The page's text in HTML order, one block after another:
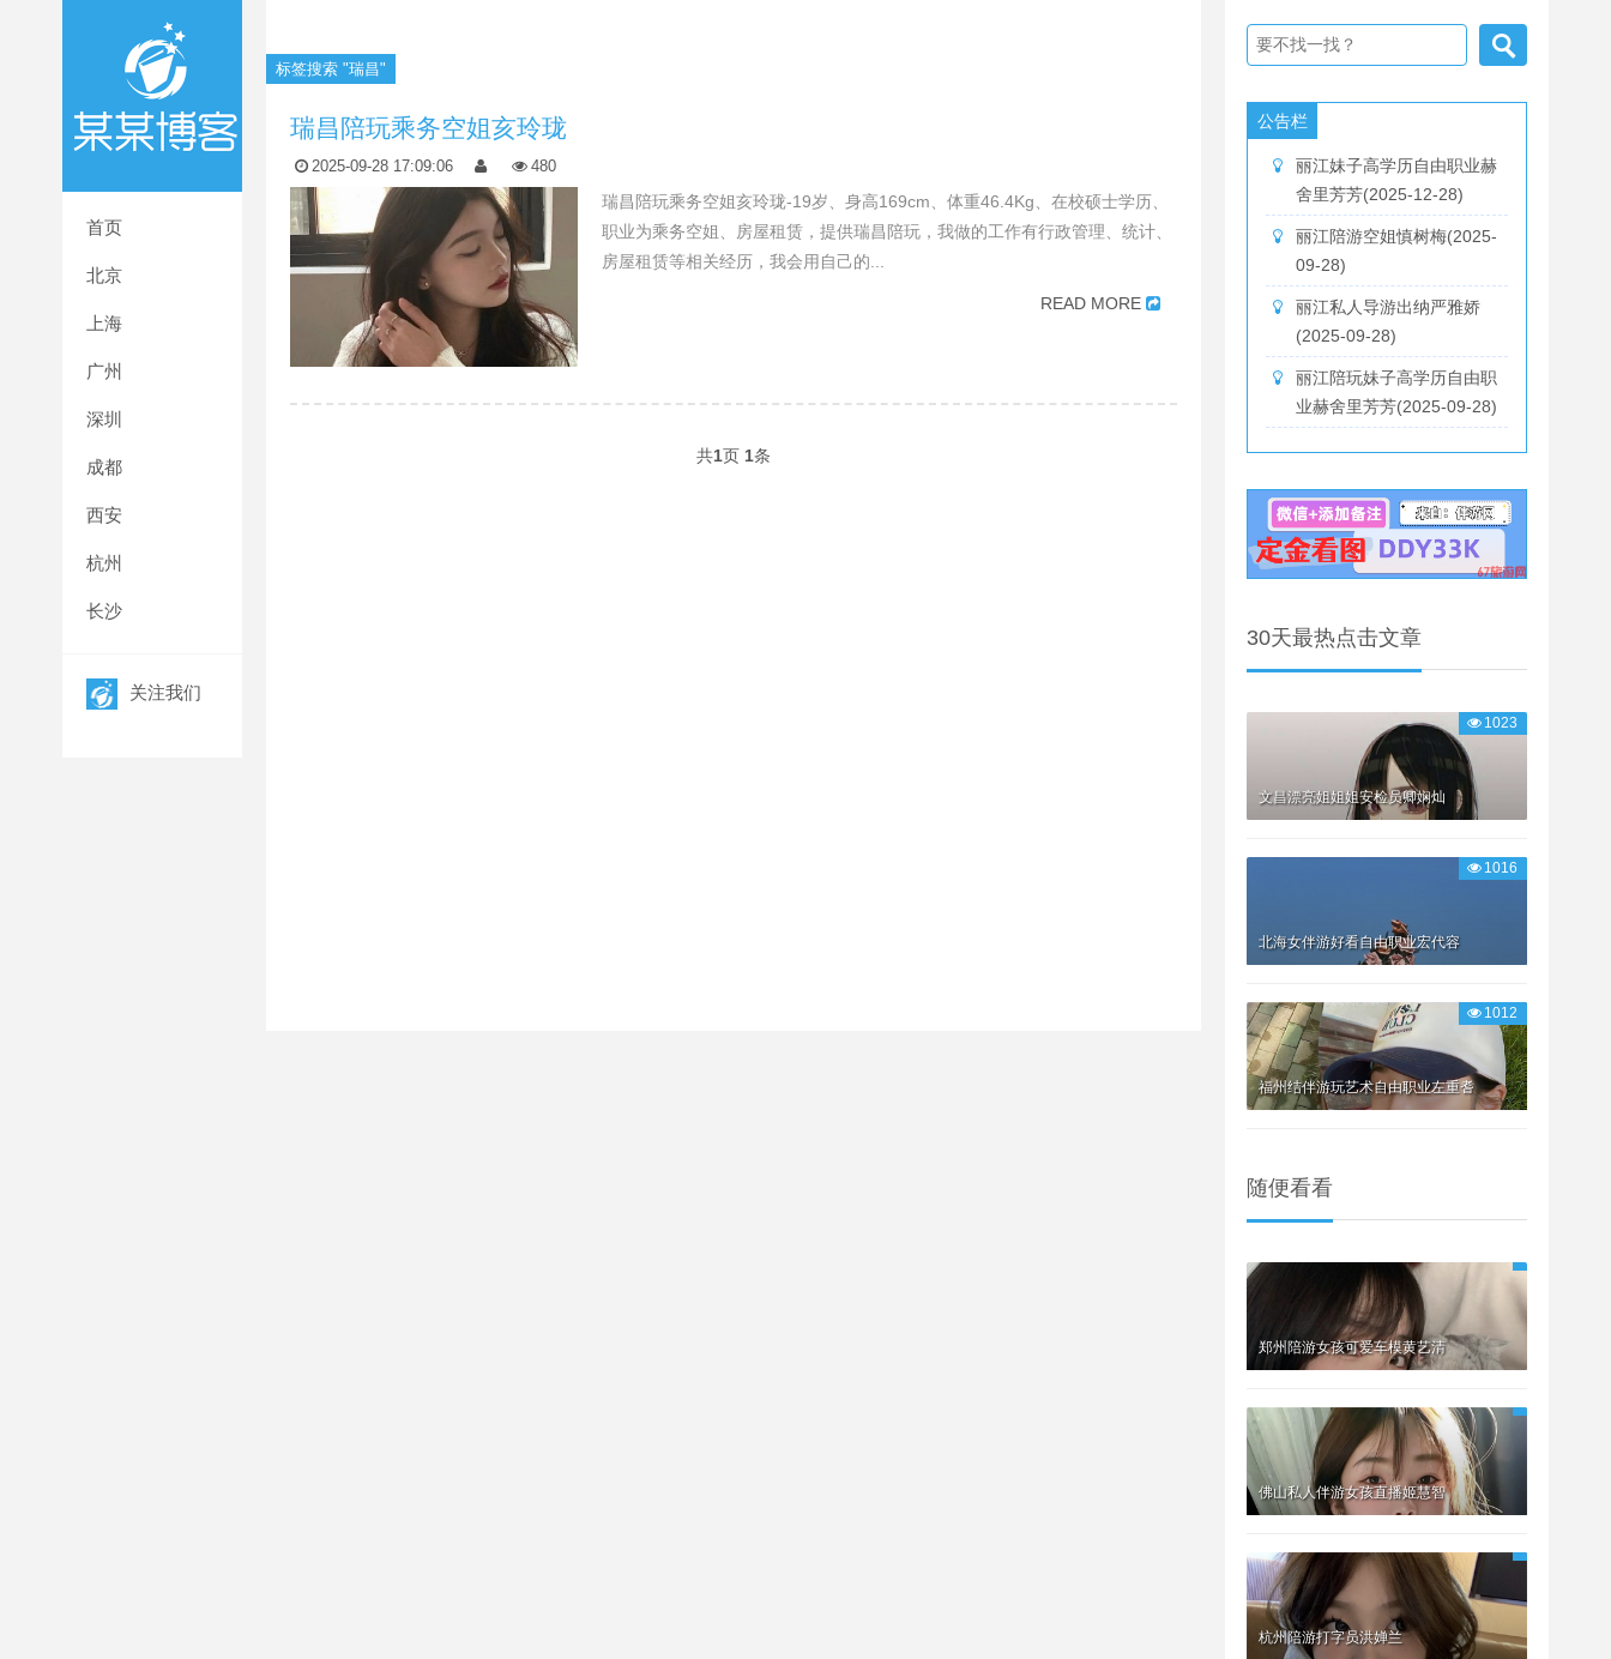
首页
北京
上海
广州
深圳
成都
西安
杭州
长沙
关注我们
标签搜索 "瑞昌"
瑞昌陪玩乘务空姐亥玲珑
2025-09-28 17:09:06 480
瑞昌陪玩乘务空姐亥玲珑-19岁、身高169cm、体重46.4Kg、在校硕士学历、
职业为乘务空姐、房屋租赁，提供瑞昌陪玩，我做的工作有行政管理、统计、
房屋租赁等相关经历，我会用自己的...
READ MORE
共1页 1条
公告栏
丽江妹子高学历自由职业赫
舍里芳芳(2025-12-28)
丽江陪游空姐慎树梅(2025-
09-28)
丽江私人导游出纳严雅娇
(2025-09-28)
丽江陪玩妹子高学历自由职
业赫舍里芳芳(2025-09-28)
30天最热点击文章
1023
文昌漂亮姐姐姐安检员卿娴灿
1016
北海女伴游好看自由职业宏代容
1012
福州结伴游玩艺术自由职业左重耆
随便看看
郑州陪游女孩可爱车模黄艺清
佛山私人伴游女孩直播姬慧智
杭州陪游打字员洪婵兰